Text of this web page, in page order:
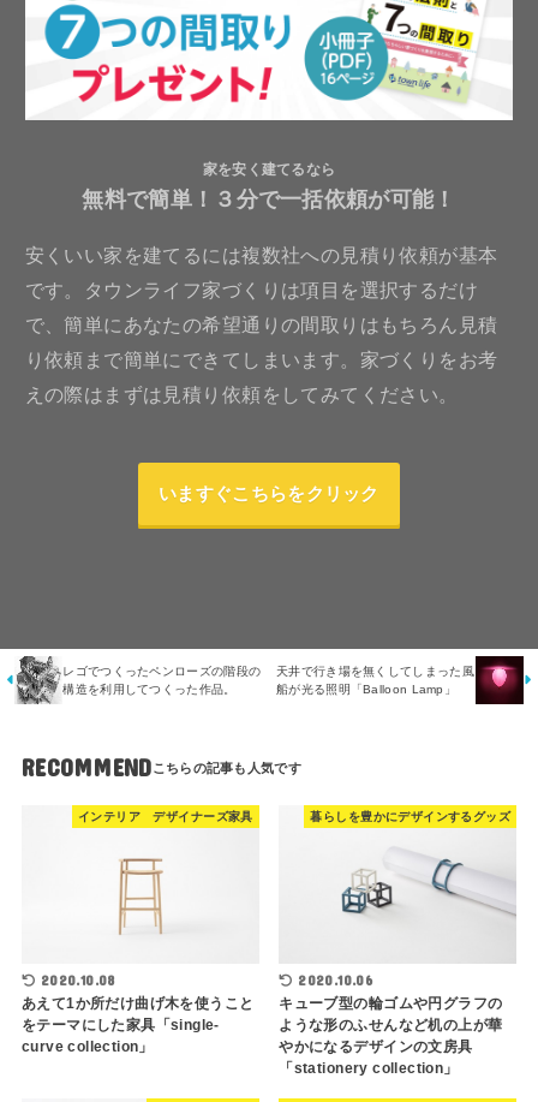
家を安く建てるなら
無料で簡単！３分で一括依頼が可能！
安くいい家を建てるには複数社への見積り依頼が基本
です。タウンライフ家づくりは項目を選択するだけ
で、簡単にあなたの希望通りの間取りはもちろん見積
り依頼まで簡単にできてしまいます。家づくりをお考
えの際はまずは見積り依頼をしてみてください。
いますぐこちらをクリック
レゴでつくったペンローズの階段の
構造を利用してつくった作品。
天井で行き場を無くしてしまった風
船が光る照明「Balloon Lamp」
RECOMMEND
インテリア デザイナーズ家具
2020.10.08
あえて1か所だけ曲げ木を使うこと
をテーマにした家具「single-
curve collection」
暮らしを豊かにデザインするグッズ
2020.10.06
キューブ型の輪ゴムや円グラフの
ような形のふせんなど机の上が華
やかになるデザインの文房具
「stationery collection」